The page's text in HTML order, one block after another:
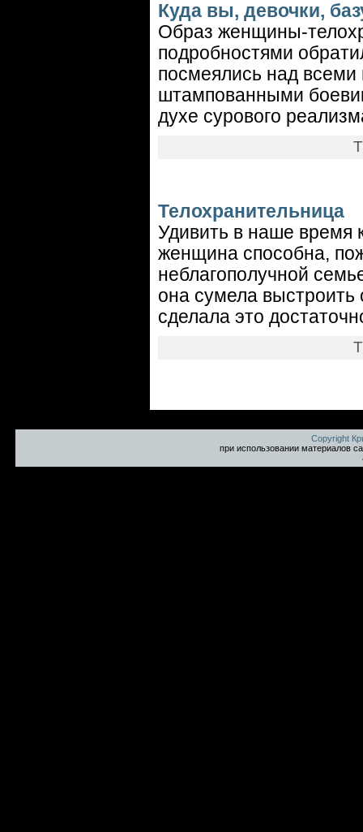
Куда вы, девочки,
Образ женщины-
подробностями
посмеялись над всеми
штампованными
духе сурового
Телохранительница
Удивить в наше время
женщина способна,
неблагополучной
она сумела
сделала это
Copyright
при использовании материалов